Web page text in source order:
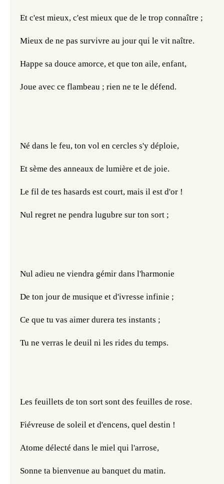
Et c'est mieux, c'est mieux que de le trop connaître ;
Mieux de ne pas survivre au jour qui le vit naître.
Happe sa douce amorce, et que ton aile, enfant,
Joue avec ce flambeau ; rien ne te le défend.
Né dans le feu, ton vol en cercles s'y déploie,
Et sème des anneaux de lumière et de joie.
Le fil de tes hasards est court, mais il est d'or !
Nul regret ne pendra lugubre sur ton sort ;
Nul adieu ne viendra gémir dans l'harmonie
De ton jour de musique et d'ivresse infinie ;
Ce que tu vas aimer durera tes instants ;
Tu ne verras le deuil ni les rides du temps.
Les feuillets de ton sort sont des feuilles de rose.
Fiévreuse de soleil et d'encens, quel destin !
Atome délecté dans le miel qui l'arrose,
Sonne ta bienvenue au banquet du matin.